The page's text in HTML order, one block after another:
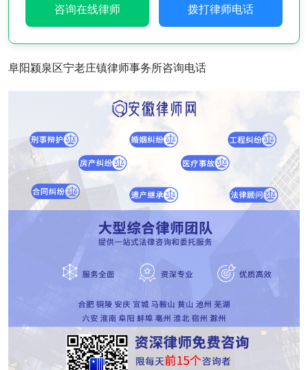
咨询在线律师 拨打律师电话
阜阳颍泉区宁老庄镇律师事务所咨询电话